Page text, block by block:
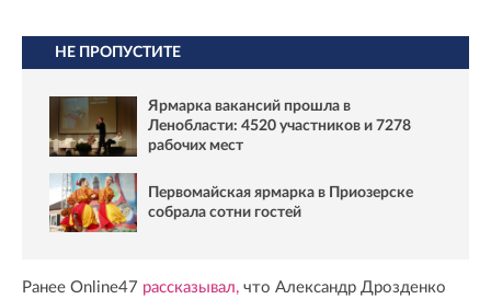
НЕ ПРОПУСТИТЕ
Ярмарка вакансий прошла в
Ленобласти: 4520 участников и 7278
рабочих мест
Первомайская ярмарка в Приозерске
собрала сотни гостей
Ранее Online47 рассказывал, что Александр Дрозденко